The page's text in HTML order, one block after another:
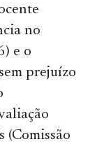
no
e o
prejuízo
(Comissão